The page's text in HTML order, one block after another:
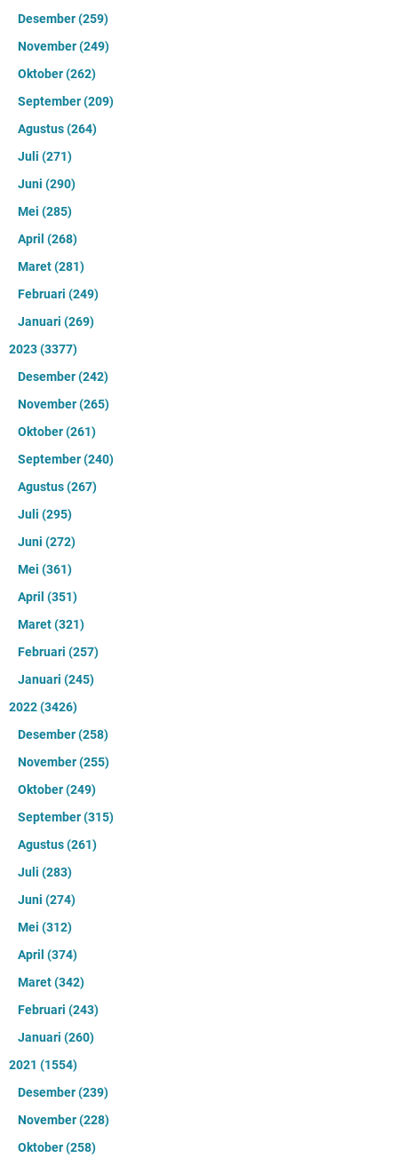
Desember(259)
November(249)
Oktober(262)
September(209)
Agustus(264)
Juli (271)
Juni (290)
Mei (285)
April (268)
Maret(281)
Februari (249)
Januari (269)
2023(3377)
Desember(242)
November(265)
Oktober(261)
September(240)
Agustus(267)
Juli (295)
Juni (272)
Mei (361)
April (351)
Maret(321)
Februari (257)
Januari (245)
2022(3426)
Desember(258)
November(255)
Oktober(249)
September(315)
Agustus(261)
Juli (283)
Juni (274)
Mei (312)
April (374)
Maret(342)
Februari (243)
Januari (260)
2021 (1554)
Desember(239)
November(228)
Oktober(258)